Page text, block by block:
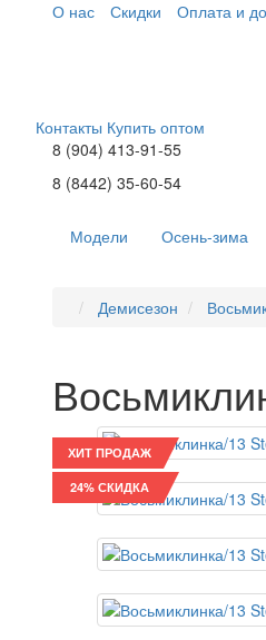
О нас Скидки Оплата и
Контакты Купить оптом
8 (904) 413-91-55
8 (8442) 35-60-54
Модели Осень-зима
Демисезон
ХИТ ПРОДАЖ
24% СКИДКА